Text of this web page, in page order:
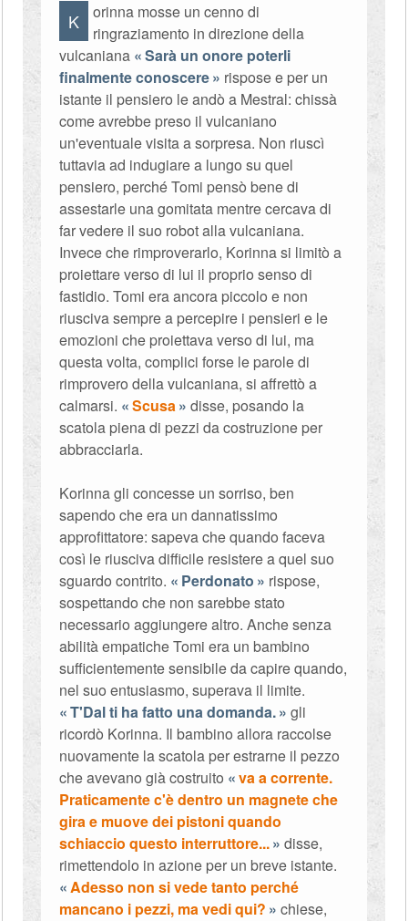
K
orinna mosse un cenno di
ringraziamento in direzione della
vulcaniana
Sarà un onore poterli
finalmente conoscere
rispose e per un
istante il pensiero le andò a Mestral: chissà
come avrebbe preso il vulcaniano
un'eventuale visita a sorpresa. Non riuscì
tuttavia ad indugiare a lungo su quel
pensiero, perché Tomi pensò bene di
assestarle una gomitata mentre cercava di
far vedere il suo robot alla vulcaniana.
Invece che rimproverarlo, Korinna si limitò a
proiettare verso di lui il proprio senso di
fastidio. Tomi era ancora piccolo e non
riusciva sempre a percepire i pensieri e le
emozioni che proiettava verso di lui, ma
questa volta, complici forse le parole di
rimprovero della vulcaniana, si affrettò a
calmarsi.
Scusa
disse, posando la
scatola piena di pezzi da costruzione per
abbracciarla.
Korinna gli concesse un sorriso, ben
sapendo che era un dannatissimo
approfittatore: sapeva che quando faceva
così le riusciva difficile resistere a quel suo
sguardo contrito.
Perdonato
rispose,
sospettando che non sarebbe stato
necessario aggiungere altro. Anche senza
abilità empatiche Tomi era un bambino
sufficientemente sensibile da capire quando,
nel suo entusiasmo, superava il limite.
T'Dal ti ha fatto una domanda.
gli
ricordò Korinna. Il bambino allora raccolse
nuovamente la scatola per estrarne il pezzo
che avevano già costruito
va a corrente.
Praticamente c'è dentro un magnete che
gira e muove dei pistoni quando
schiaccio questo interruttore...
disse,
rimettendolo in azione per un breve istante.
Adesso non si vede tanto perché
mancano i pezzi, ma vedi qui?
chiese,